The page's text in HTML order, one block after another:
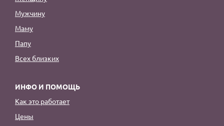
Мужчину
Маму
Папу
Всех близких
ИНФО И ПОМОЩЬ
Как это работает
Цены